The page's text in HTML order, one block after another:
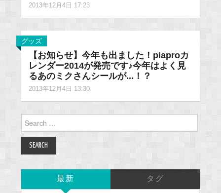
2013年12月4日 17:23
グッズ
【お知らせ】今年も出ました！piaproカ
レンダー2014が発売です♪今年はよく見
るあのミクさんシールが...！？
2013年12月4日 13:30
Search
for:
最新 タグ